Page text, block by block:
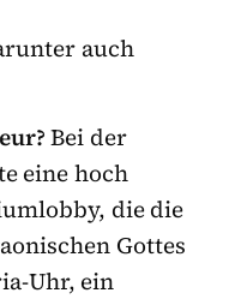
auch
Bei der
eine hoch
die die
Gottes
Uhr, ein